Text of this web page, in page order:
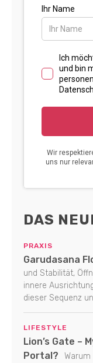
DAS
PRAXIS
Garudasana
und Stabilität,
innere
dieser Sequenz
LIFESTYLE
Lion’s Gate –
Portal?